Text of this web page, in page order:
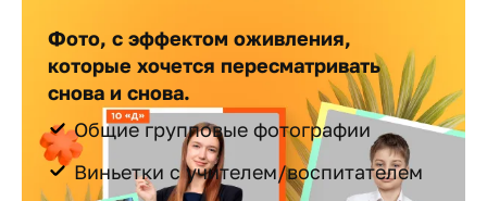
Фото, с эффектом оживления,
которые хочется пересматривать
снова и снова.
Общие групповые фотографии
Виньетки с учителем/воспитателем